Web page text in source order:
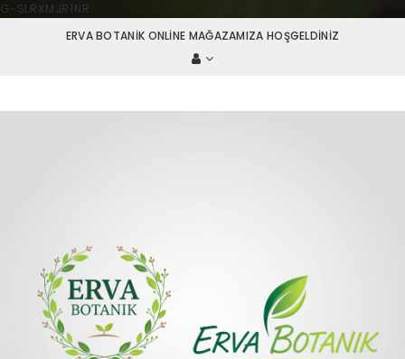
G-SLRXMJR1NR
ERVA BOTANIK ONLINE MAĞAZAMIZA HOŞGELDINIZ